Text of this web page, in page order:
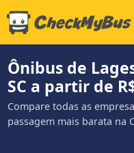
Ônibus de
SC a partir de
Compare todas as
passagem mais barata na